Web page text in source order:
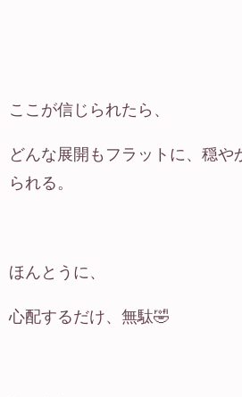
ここが信じられたら、
どんな展開もフラットに、穏や
られる。
ほんとうに、
心配するだけ、無駄🤣